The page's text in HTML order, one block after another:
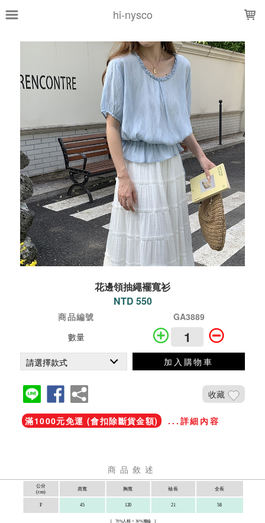
hi-nysco
花邊領抽繩襬寬衫
NTD 550
商品編號
GA3889
數量
加入購物車
收藏
滿1000元免運 (會扣除斷貨金額) ...詳細內容
商品敘述